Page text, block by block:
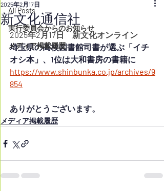
All Posts
実行委員会からのお知らせ
メディア掲載履歴
新文化通信社
2025年2月17日
2025年2月17日　新文化オンライン
埼玉県の高校図書館司書が選ぶ「イチ
オシ本」、1位は大和書房の書籍に
https://www.shinbunka.co.jp/archives/9
854
ありがとうございます。
メディア掲載履歴